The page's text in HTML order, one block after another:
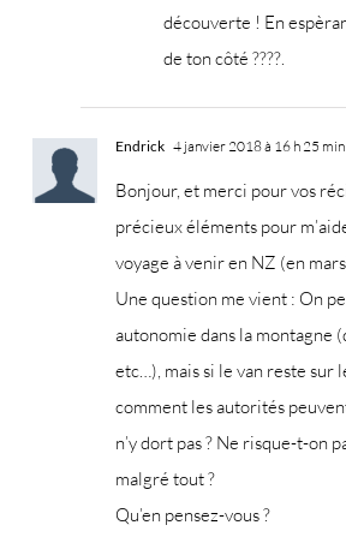
découverte ! En
de ton côté ????.
Endrick 4 janvier 2018 à 16 h 25 min
Bonjour, et merci pour vos
précieux éléments pour
voyage à venir en NZ (en
Une question me vient : On
autonomie dans la montagne
etc…), mais si le van reste sur
comment les autorités
n’y dort pas ? Ne risque-t-on
malgré tout ?
Qu’en pensez-vous ?